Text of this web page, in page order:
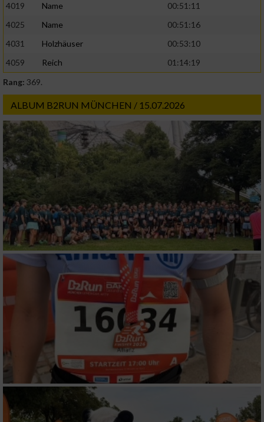
4019
Name
00:51:11
4025
Name
00:51:16
4031
Holzhäuser
00:53:10
4059
Reich
01:14:19
Rang: 369.
ALBUM B2RUN MÜNCHEN / 15.07.2026